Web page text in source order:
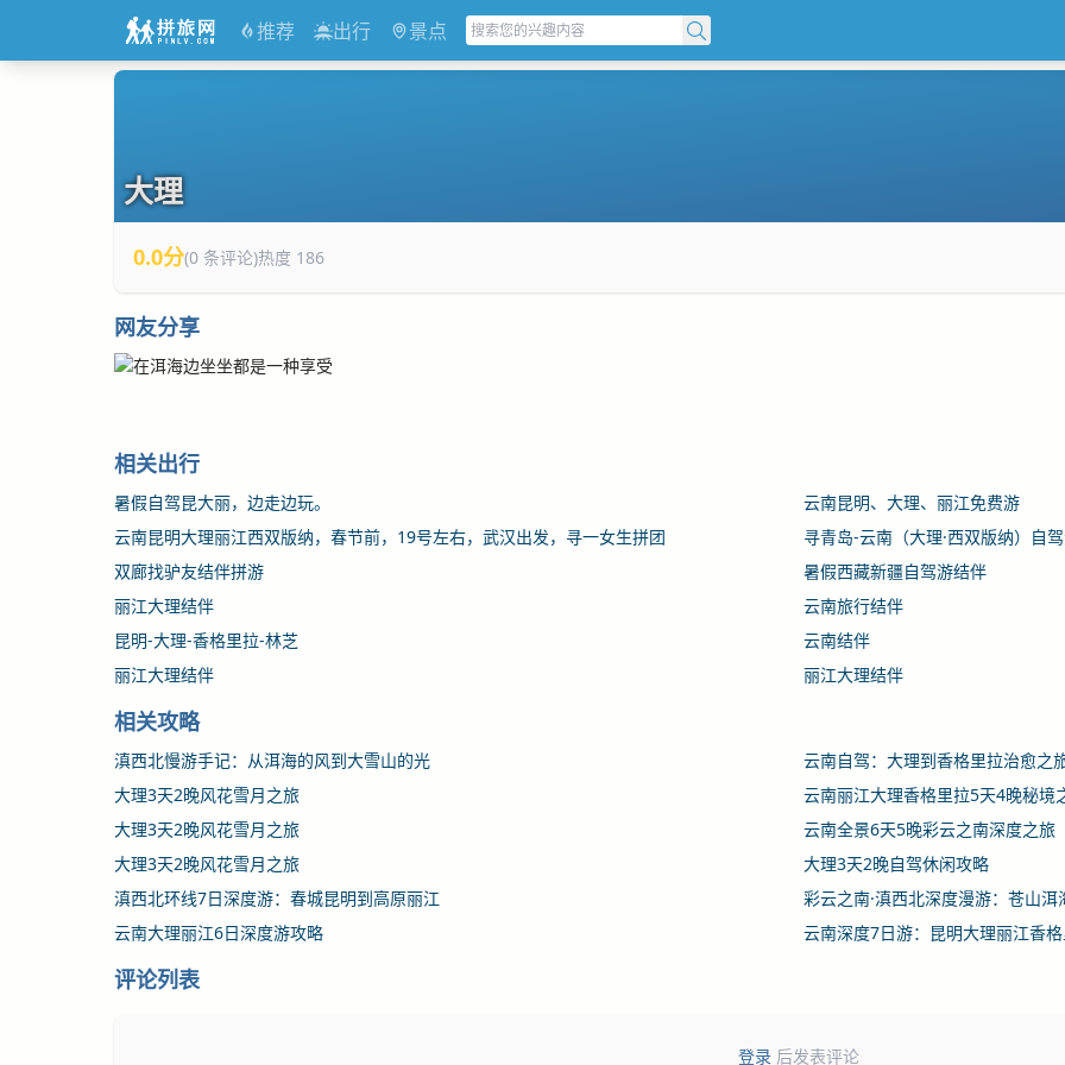
推荐 出行 景点
大理
0.0分(0 条评论)热度 186
网友分享
相关出行
暑假自驾昆大丽，边走边玩。
云南昆明、大理、丽江免费游
云南昆明大理丽江西双版纳，春节前，19号左右，武汉出发，寻一女生拼团
寻青岛-云南（大理·西双版纳）自
双廊找驴友结伴拼游
暑假西藏新疆自驾游结伴
丽江大理结伴
云南旅行结伴
昆明-大理-香格里拉-林芝
云南结伴
丽江大理结伴
丽江大理结伴
相关攻略
滇西北慢游手记：从洱海的风到大雪山的光
云南自驾：大理到香格里拉治愈之
大理3天2晚风花雪月之旅
云南丽江大理香格里拉5天4晚秘境
大理3天2晚风花雪月之旅
云南全景6天5晚彩云之南深度之旅
大理3天2晚风花雪月之旅
大理3天2晚自驾休闲攻略
滇西北环线7日深度游：春城昆明到高原丽江
彩云之南·滇西北深度漫游：苍山
云南大理丽江6日深度游攻略
云南深度7日游：昆明大理丽江香
评论列表
登录 后发表评论